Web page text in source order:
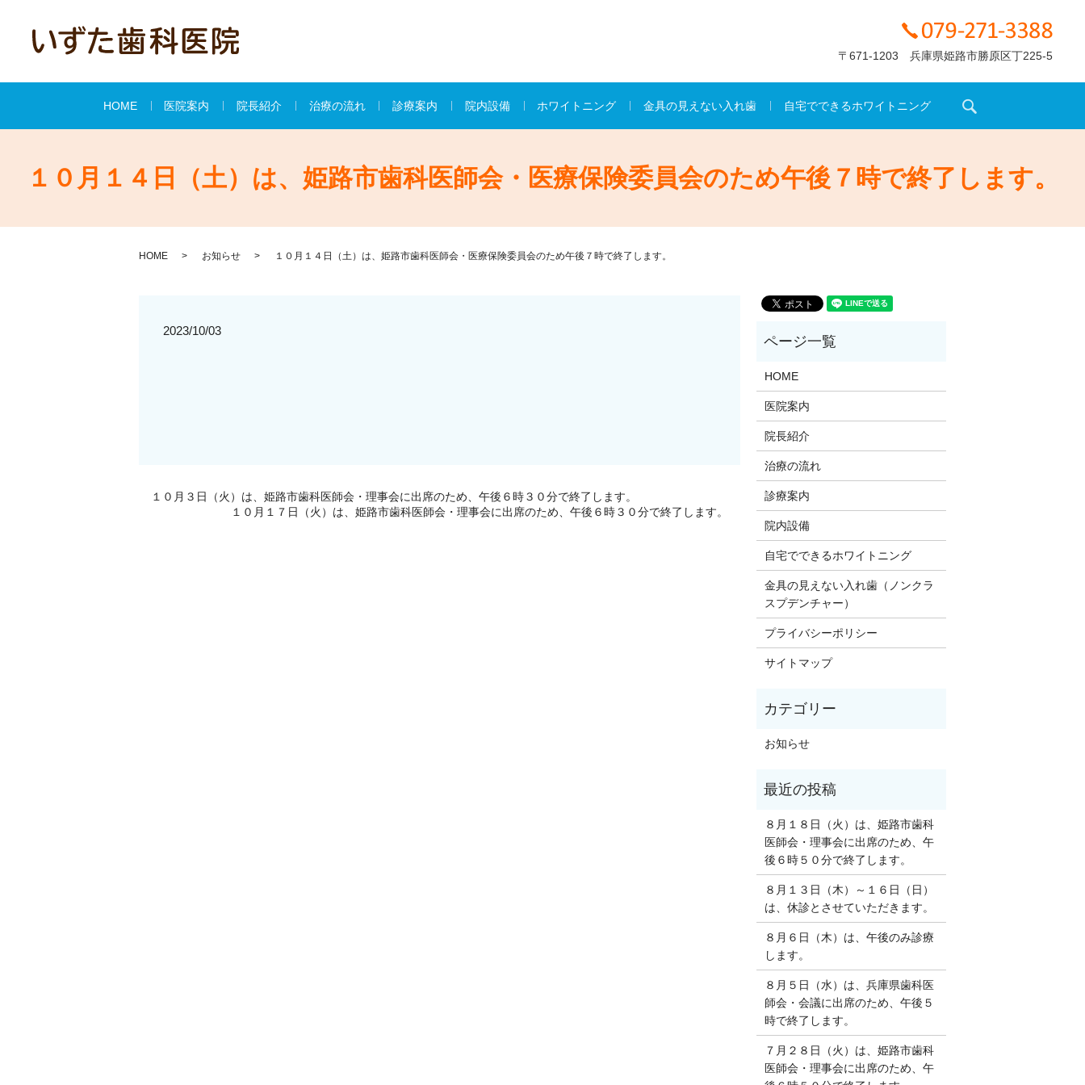
〒671-1203 兵庫県姫路市勝原区丁225-5
HOME 医院案内 院長紹介 治療の流れ 診療案内 院内設備 ホワイトニング 金具の見えない入れ歯 自宅でできるホワイトニング
１０月１４日（土）は、姫路市歯科医師会・医療保険委員会のため午後７時で終了します。
HOME お知らせ １０月１４日（土）は、姫路市歯科医師会・医療保険委員会のため午後７時で終了します。
2023/10/03
１０月３日（火）は、姫路市歯科医師会・理事会に出席のため、午後６時３０分で終了します。
１０月１７日（火）は、姫路市歯科医師会・理事会に出席のため、午後６時３０分で終了します。
HOME
医院案内
院長紹介
治療の流れ
診療案内
院内設備
自宅でできるホワイトニング
金具の見えない入れ歯（ノンクラ
スプデンチャー）
プライバシーポリシー
サイトマップ
お知らせ
８月１８日（火）は、姫路市歯科
医師会・理事会に出席のため、午
後６時５０分で終了します。
８月１３日（木）～１６日（日）
は、休診とさせていただきます。
８月６日（木）は、午後のみ診療
します。
８月５日（水）は、兵庫県歯科医
師会・会議に出席のため、午後５
時で終了します。
７月２８日（火）は、姫路市歯科
医師会・理事会に出席のため、午